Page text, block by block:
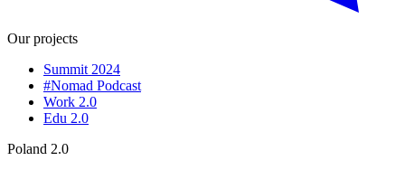
Our projects
Summit 2024
#Nomad Podcast
Work 2.0
Edu 2.0
Poland 2.0